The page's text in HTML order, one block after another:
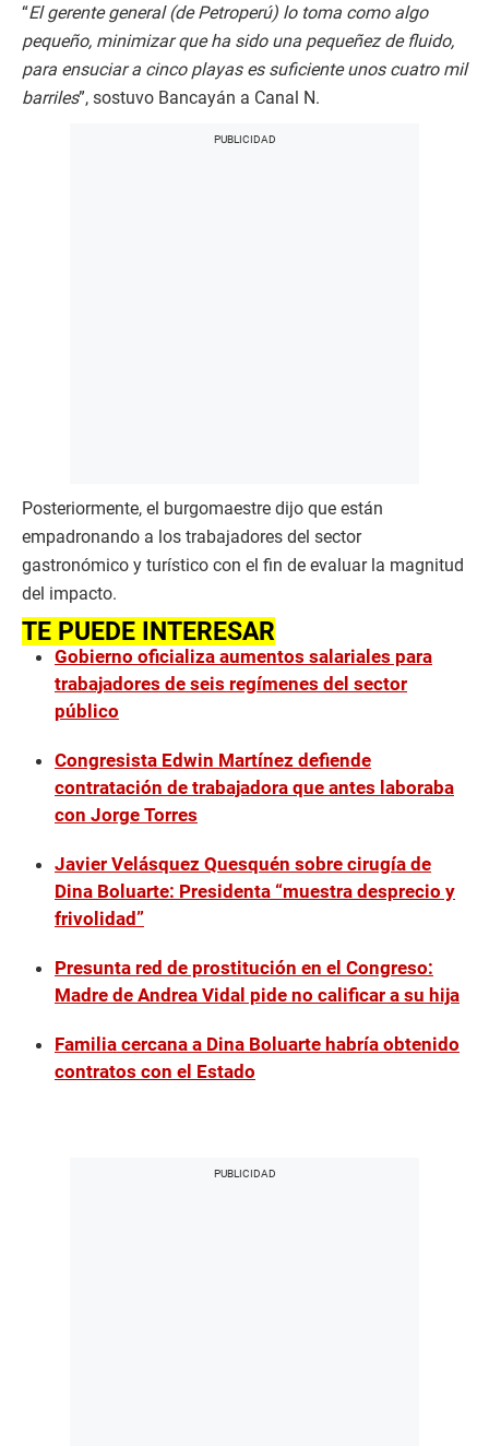
“El gerente general (de Petroperú) lo toma como algo
pequeño, minimizar que ha sido una pequeñez de fluido,
para ensuciar a cinco playas es suficiente unos cuatro mil
barriles”, sostuvo Bancayán a Canal N.
Posteriormente, el burgomaestre dijo que están
empadronando a los trabajadores del sector
gastronómico y turístico con el fin de evaluar la magnitud
del impacto.
TE PUEDE INTERESAR
Gobierno oficializa aumentos salariales para
trabajadores de seis regímenes del sector
público
Congresista Edwin Martínez defiende
contratación de trabajadora que antes laboraba
con Jorge Torres
Javier Velásquez Quesquén sobre cirugía de
Dina Boluarte: Presidenta “muestra desprecio y
frivolidad”
Presunta red de prostitución en el Congreso:
Madre de Andrea Vidal pide no calificar a su hija
Familia cercana a Dina Boluarte habría obtenido
contratos con el Estado